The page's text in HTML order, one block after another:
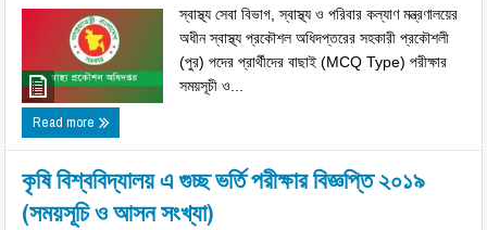
স্বাস্থ্য সেবা বিভাগ, স্বাস্থ্য ও পরিবার কল্যাণ মন্ত্রণালয়ের
অধীন স্বাস্থ্য প্রকৌশল অধিদপ্তরের সহকারী প্রকৌশলী
(পুর) পদের প্রার্থীদের বাছাই (MCQ Type) পরীক্ষার
সময়সূচী ও...
Read more
কৃষি বিশ্ববিদ্যালয় এ গুচ্ছ ভর্তি পরীক্ষার বিজ্ঞপ্তি ২০১৯
(সময়সূচি ও আসন সংখ্যা)